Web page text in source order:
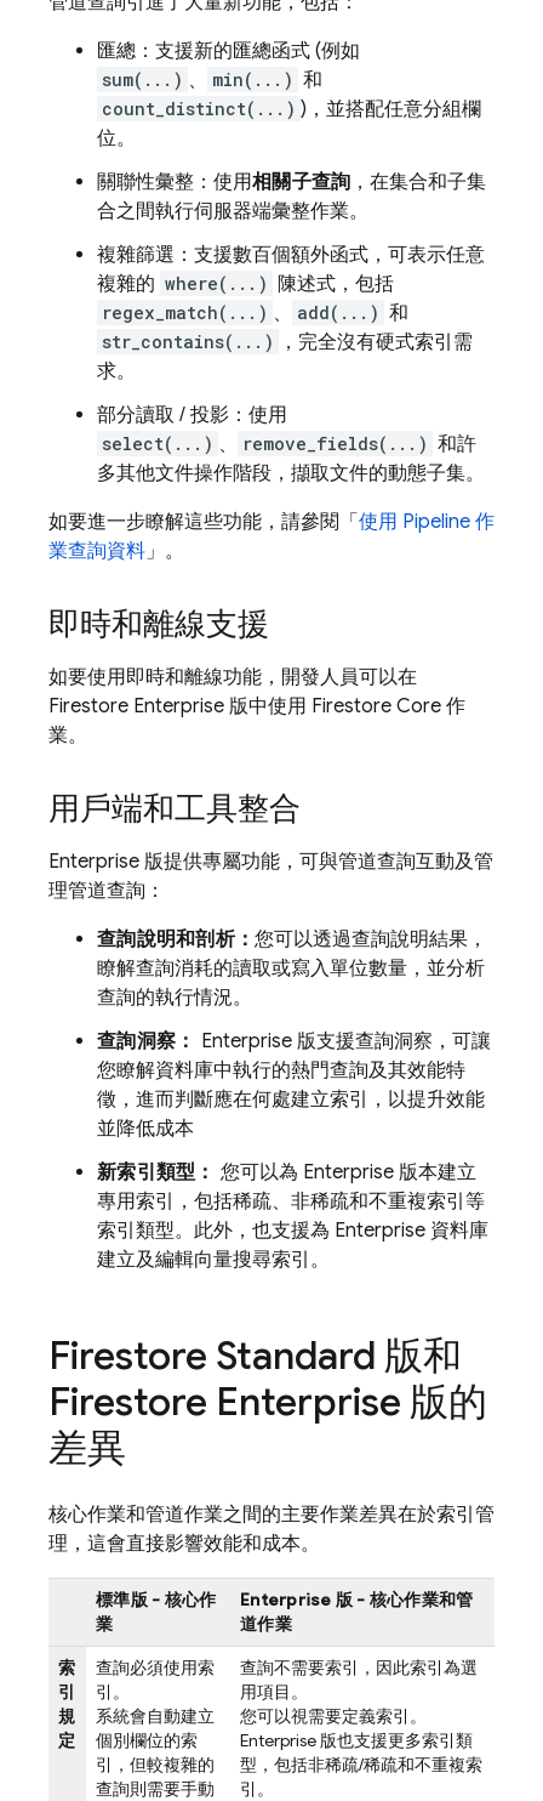
匯總：支援新的匯總函式 (例如
sum(...) 、 min(...) 和
count_distinct(...) )，並搭配任意分組欄
位。
關聯性彙整：使用相關子查詢 ，在集合和子集
合之間執行伺服器端彙整作業。
複雜篩選：支援數百個額外函式，可表示任意
複雜的 where(...) 陳述式，包括
regex_match(...) 、 add(...) 和
str_contains(...)
，完全沒有硬式索引需
求。
部分讀取 / 投影：使用
select(...) 、 remove_fields(...) 和許
多其他文件操作階段，擷取文件的動態子集。
如要進一步瞭解這些功能，請參閱「 使用 Pipeline 作
業查詢資料」。
即時和離線支援
如要使用即時和離線功能，開發人員可以在
Firestore Enterprise 版中使用 Firestore Core 作
業。
用戶端和工具整合
Enterprise 版提供專屬功能，可與管道查詢互動及管
理管道查詢：
查詢說明和剖析： 您可以透過查詢說明結果，
瞭解查詢消耗的讀取或寫入單位數量，並分析
查詢的執行情況。
查詢洞察： Enterprise 版支援查詢洞察，可讓
您瞭解資料庫中執行的熱門查詢及其效能特
徵，進而判斷應在何處建立索引，以提升效能
並降低成本
新索引類型： 您可以為 Enterprise 版本建立
專用索引，包括稀疏、非稀疏和不重複索引等
索引類型。此外，也支援為 Enterprise 資料庫
建立及編輯向量搜尋索引。
Firestore Standard 版和
Firestore Enterprise 版的
差異
核心作業和管道作業之間的主要作業差異在於索引管
理，這會直接影響效能和成本。
標準版 - 核心作
業
Enterprise 版 - 核心作業和管
道作業
索
引
規
定
查詢必須使用索
引。
系統會自動建立
個別欄位的索
引，但較複雜的
查詢則需要手動
查詢不需要索引，因此索引為選
用項目。
您可以視需要定義索引。
Enterprise 版也支援更多索引類
型，包括非稀疏/稀疏和不重複索
引。